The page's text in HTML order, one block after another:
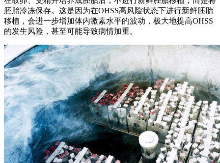
胚胎冷冻保存。这是因为在OHSS高风险状态下进行新鲜胚胎
移植，会进一步增加体内激素水平的波动，极大地提高OHSS
的发生风险，甚至可能导致病情加重。